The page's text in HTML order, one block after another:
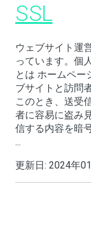
SSL
ウェブサイト運
っています。個
とは ホームペー
ブサイトと訪問
このとき、送受
者に容易に盗み
信する内容を暗
...
更新日: 2024年